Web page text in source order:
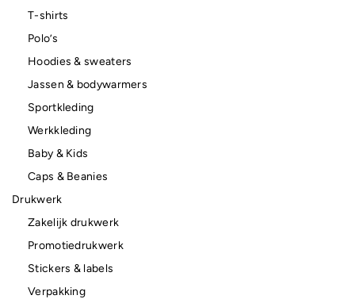
T-shirts
Polo’s
Hoodies & sweaters
Jassen & bodywarmers
Sportkleding
Werkkleding
Baby & Kids
Caps & Beanies
Drukwerk
Zakelijk drukwerk
Promotiedrukwerk
Stickers & labels
Verpakking